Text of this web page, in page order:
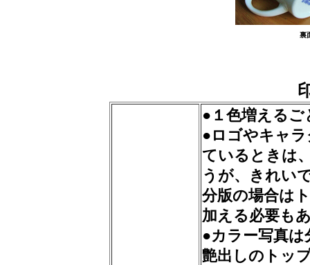
裏
●１色増える
●ロゴやキャ
ているときは
うが、きれい
分版の場合は
加える必要も
●カラー写真は
艶出しのトッ